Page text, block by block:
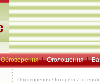
Обговорення Оголошення
Обговорення / Інтерв'ю /